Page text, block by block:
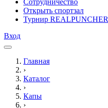
Сотрудничество
Открыть спортзал
Турнир REALPUNCHER
Вход
Главная
›
Каталог
›
Капы
›